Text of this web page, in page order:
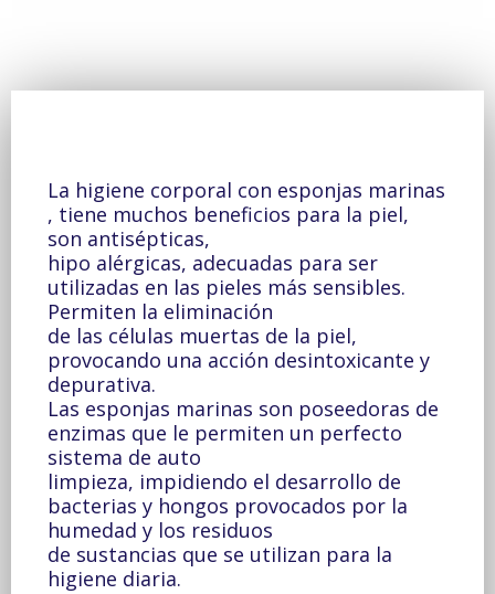
La higiene corporal con esponjas marinas
, tiene muchos beneficios para la piel,
son antisépticas,
hipo alérgicas, adecuadas para ser
utilizadas en las pieles más sensibles.
Permiten la eliminación
de las células muertas de la piel,
provocando una acción desintoxicante y
depurativa.
Las esponjas marinas son poseedoras de
enzimas que le permiten un perfecto
sistema de auto
limpieza, impidiendo el desarrollo de
bacterias y hongos provocados por la
humedad y los residuos
de sustancias que se utilizan para la
higiene diaria.